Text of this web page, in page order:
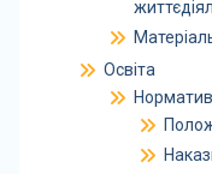
Освіта